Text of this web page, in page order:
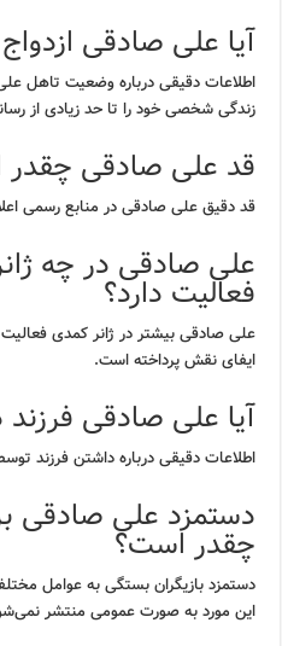
آیا علی صادقی
اطلاعات دقیقی درباره وضعیت تاهل
زندگی شخصی خود را تا حد زیادی از
قد علی صادقی
قد دقیق علی صادقی در منابع رسمی
علی صادقی در چه
فعالیت دارد؟
علی صادقی بیشتر در ژانر کمدی فعالیت
ایفای نقش پرداخته است.
آیا علی صادقی فرزند
اطلاعات دقیقی درباره داشتن فرزند
دستمزد علی صادقی
چقدر است؟
دستمزد بازیگران بستگی به عوامل
این مورد به صورت عمومی منتشر